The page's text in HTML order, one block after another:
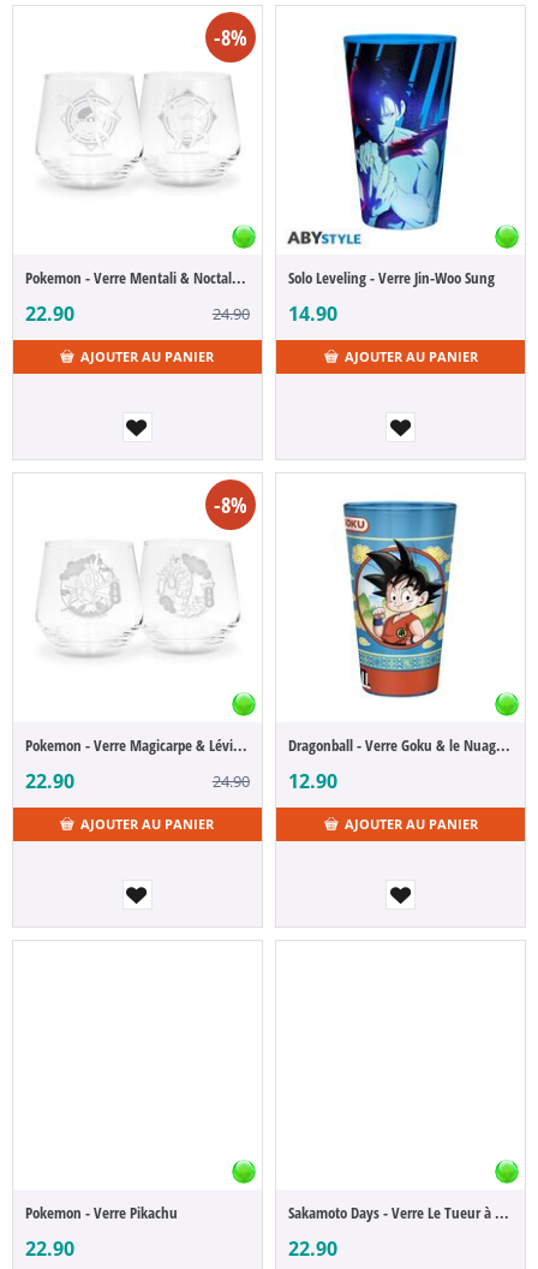
-8%
Pokemon - Verre Mentali & Noctali Noctali
22.90 24.90
AJOUTER AU PANIER
Solo Leveling - Verre Jin-Woo Sung
14.90
AJOUTER AU PANIER
-8%
Pokemon - Verre Magicarpe & Léviator
22.90 24.90
AJOUTER AU PANIER
Dragonball - Verre Goku & le Nuage Magique
12.90
AJOUTER AU PANIER
Pokemon - Verre Pikachu
22.90
Sakamoto Days - Verre Le Tueur à Gages Légendaire Taro Sakamoto
22.90